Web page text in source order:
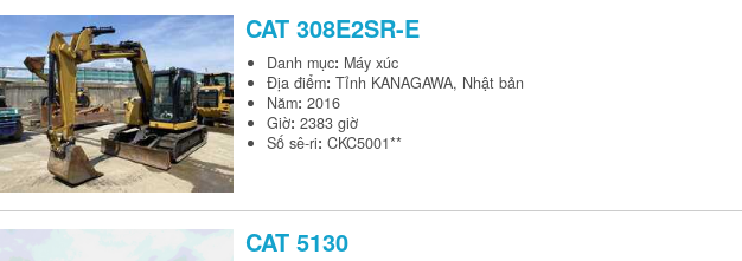
CAT 308E2SR-E
Danh mục: Máy xúc
Địa điểm: Tỉnh KANAGAWA, Nhật bản
Năm: 2016
Giờ: 2383 giờ
Số sê-ri: CKC5001**
CAT 5130